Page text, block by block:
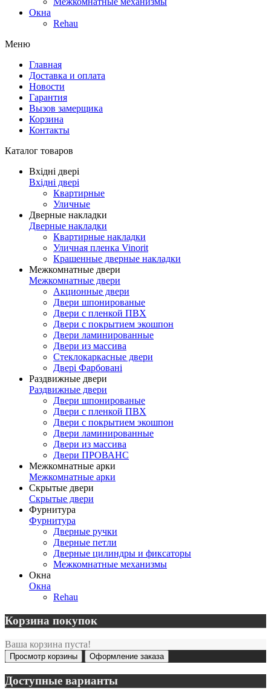
Окна
Rehau
Меню
Главная
Доставка и оплата
Новости
Гарантия
Вызов замерщика
Корзина
Контакты
Каталог товаров
Вхідні двері
Вхідні двері
Квартирные
Уличные
Дверные накладки
Дверные накладки
Квартирные накладки
Уличная пленка Vinorit
Крашенные дверные накладки
Межкомнатные двери
Межкомнатные двери
Акционные двери
Двери шпонированые
Двери с пленкой ПВХ
Двери с покрытием экошпон
Двери ламинированные
Двери из массива
Стеклокаркасные двери
Двері Фарбовані
Раздвижные двери
Раздвижные двери
Двери шпонированые
Двери с пленкой ПВХ
Двери с покрытием экошпон
Двери ламинированные
Двери из массива
Двери ПРОВАНС
Межкомнатные арки
Межкомнатные арки
Скрытые двери
Скрытые двери
Фурнитура
Фурнитура
Дверные ручки
Дверные петли
Дверные цилиндры и фиксаторы
Межкомнатные механизмы
Окна
Окна
Rehau
Корзина покупок
Ваша корзина пуста!
Просмотр корзины Оформление заказа
Доступные варианты